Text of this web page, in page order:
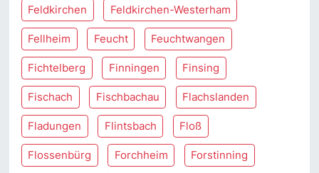
Feldkirchen Feldkirchen-Westerham
Fellheim Feucht Feuchtwangen
Fichtelberg Finningen Finsing
Fischach Fischbachau Flachslanden
Fladungen Flintsbach Floß
Flossenbürg Forchheim Forstinning